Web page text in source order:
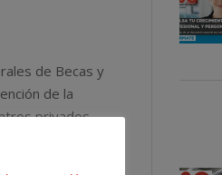
de Becas y
de la
privados
de Madrid.